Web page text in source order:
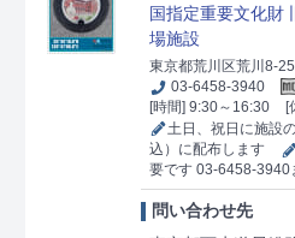
国指定重要文化財
場施設
東京都荒川区荒川8-
03-6458-3940
[時間] 9:30～16:30
[
土日、祝日に施設
込）に配布します
要です 03-6458-3940
問い合わせ先